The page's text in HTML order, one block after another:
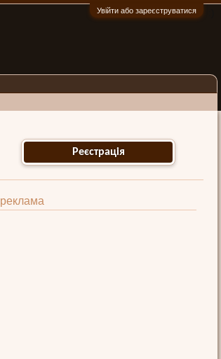
Увійти або зареєструватися
Реєстрація
реклама